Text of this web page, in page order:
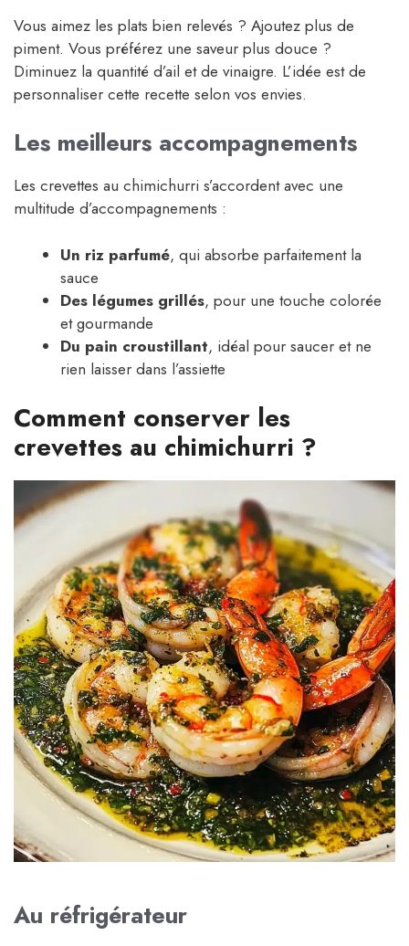
Vous aimez les plats bien relevés ? Ajoutez plus de
piment. Vous préférez une saveur plus douce ?
Diminuez la quantité d’ail et de vinaigre. L’idée est de
personnaliser cette recette selon vos envies.
Les meilleurs accompagnements
Les crevettes au chimichurri s’accordent avec une
multitude d’accompagnements :
Un riz parfumé, qui absorbe parfaitement la
sauce
Des légumes grillés, pour une touche colorée
et gourmande
Du pain croustillant, idéal pour saucer et ne
rien laisser dans l’assiette
Comment conserver les
crevettes au chimichurri ?
Au réfrigérateur